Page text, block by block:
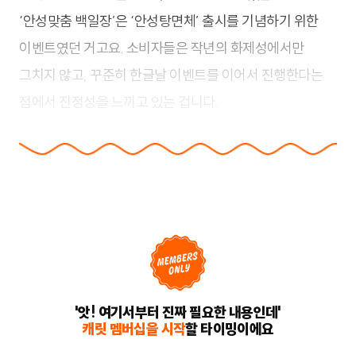
‘안성맞춤 백일장’은 ‘안성탕면체’ 출시를 기념하기 위한
이벤트였던 거고요. 소비자들은 작년의 화제성에서만
그치지 않고, 꾸준히 한글날 이벤트를 이어서 진행한다는
점에서 진정성을 느끼고 있는 겁니다.
'앗! 여기서부터 진짜 필요한 내용인데'
캐릿 멤버십을 시작할 타이밍이에요